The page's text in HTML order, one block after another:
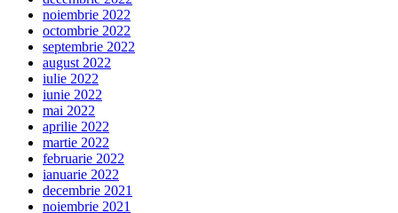
noiembrie 2022
octombrie 2022
septembrie 2022
august 2022
iulie 2022
iunie 2022
mai 2022
aprilie 2022
martie 2022
februarie 2022
ianuarie 2022
decembrie 2021
noiembrie 2021